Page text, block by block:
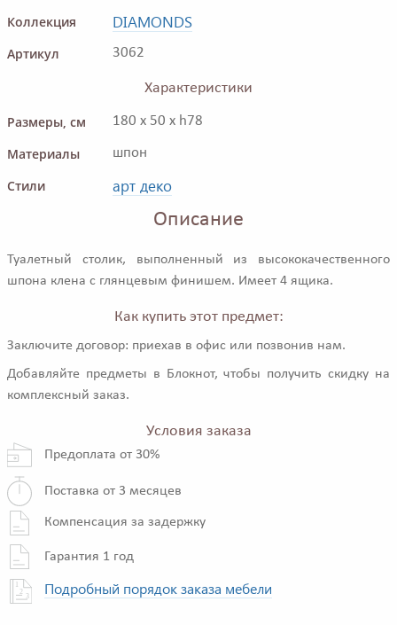
Коллекция DIAMONDS
Артикул 3062
Характеристики
Размеры, см
180 x 50 x h78
Материалы шпон
Стили арт деко
Описание
Туалетный столик, выполненный из высококачественного
шпона клена с глянцевым финишем. Имеет 4 ящика.
Как купить этот предмет:
Заключите договор: приехав в офис или позвонив нам.
Добавляйте предметы в Блокнот, чтобы получить скидку на
комплексный заказ.
Условия заказа
Предоплата от 30%
Поставка от 3 месяцев
Компенсация за задержку
Гарантия 1 год
Подробный порядок заказа мебели